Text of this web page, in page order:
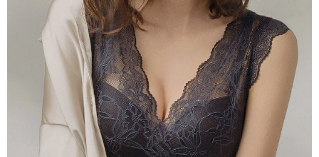
【注意事項】
1.本服務係由「台灣大哥大股份有限公司」（以下簡稱本公司）所提供，讓
用戶於交易時，得透過本服務購買商品或服務，並由商店將買賣／分期付款
買賣價金債權讓與本公司後，依約使用本公司帳單繳交帳款。
2.基於同意付款使用「大哥付你分期」之契約關係目的，商店將以您的個人
資料（包含姓名、電話或地址）提供予台灣大哥大進項蒐集、處理及利用，
由本公司與您本人進行分期帳單所需資料之確認、核對及更正。
3.完整用戶服務條款，請詳閱以下連結：https://oppay.tw/userRule
每筆NT$100，滿NT$1,200(含以上)免運費
付款後7-11取貨
每筆NT$100，滿NT$999(含以上)免運費
每筆NT$100，滿NT$1,000(含以上)免運費
離島宅配
每筆NT$220，滿NT$2,000(含以上)免運費